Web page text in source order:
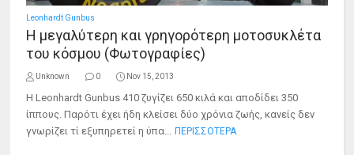
Leonhardt Gunbus
Η μεγαλύτερη και γρηγορότερη μοτοσυκλέτα
του κόσμου (Φωτογραφίες)
Unknown 0 Nov 15, 2013
Η Leonhardt Gunbus 410 ζυγίζει 650 κιλά και αποδίδει 350
ίππους. Παρότι έχει ήδη κλείσει δύο χρόνια ζωής, κανείς δεν
γνωρίζει τί εξυπηρετεί η ύπα... ΠΕΡΙΣΣΟΤΕΡΑ